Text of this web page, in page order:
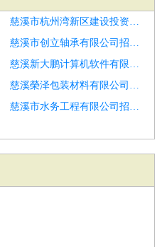
慈溪市杭州湾新区建设投资有限公司招聘广阳区诚招美容美体师
慈溪市创立轴承有限公司招聘美体师
慈溪新大鹏计算机软件有限公司招聘美体师
慈溪榮泽包装材料有限公司招聘临沂市招聘美体师6
慈溪市水务工程有限公司招聘丽人美容养生诚聘美体师